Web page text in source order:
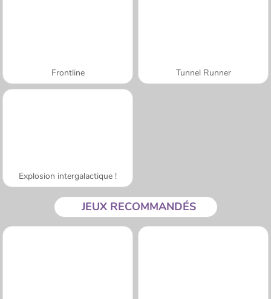
Frontline Tunnel Runner
Explosion intergalactique !
JEUX RECOMMANDÉS